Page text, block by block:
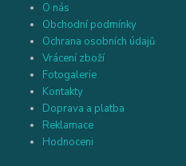
O nás
Obchodní podmínky
Ochrana osobních údajů
Vrácení zboží
Fotogalerie
Kontakty
Doprava a platba
Reklamace
Hodnoceni